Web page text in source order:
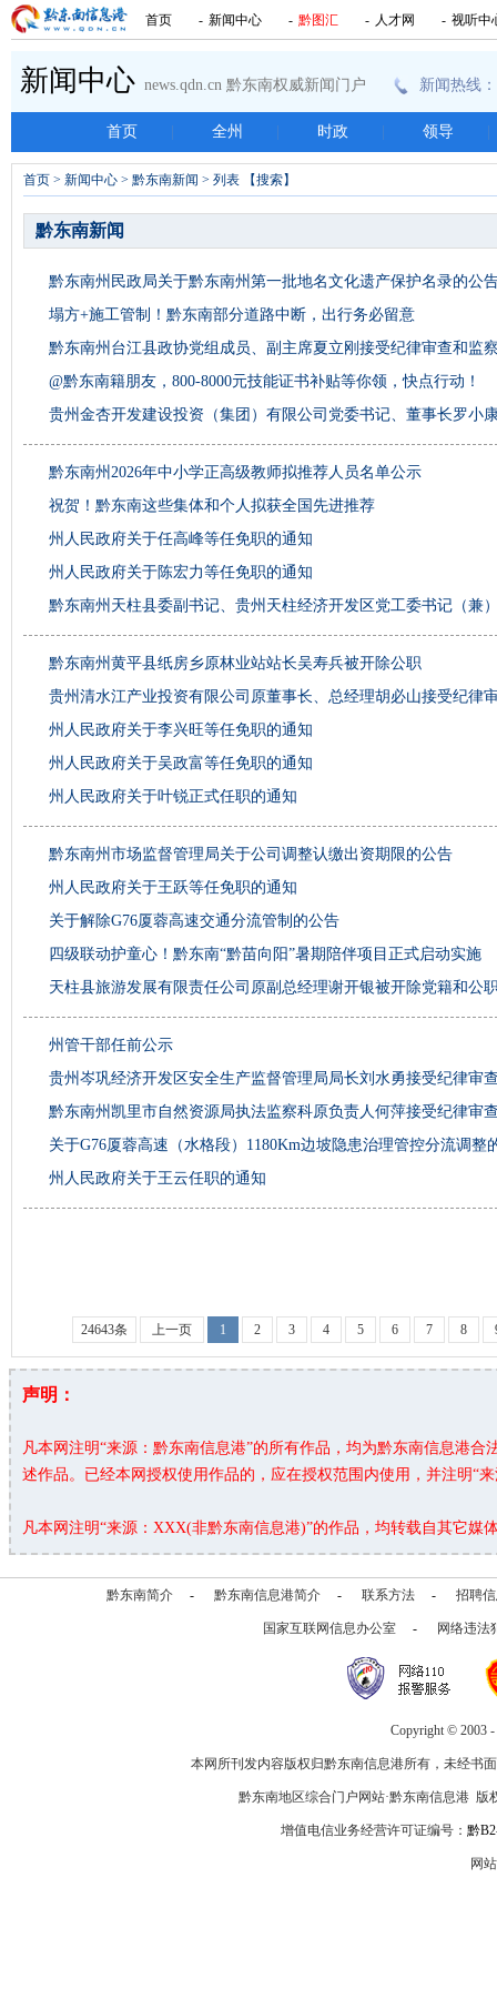
首页 - 新闻中心 - 黔图汇 - 人才网 - 视听中
新闻中心 news.qdn.cn 黔东南权威新闻门户 新闻热线
首页 全州 时政 领导
首页 > 新闻中心 > 黔东南新闻 > 列表 【搜索】
黔东南新闻
黔东南州民政局关于黔东南州第一批地名文化遗产保护名录的公
塌方+施工管制！黔东南部分道路中断，出行务必留意
黔东南州台江县政协党组成员、副主席夏立刚接受纪律审查和监
@黔东南籍朋友，800-8000元技能证书补贴等你领，快点行动！
贵州金杏开发建设投资（集团）有限公司党委书记、董事长罗小
黔东南州2026年中小学正高级教师拟推荐人员名单公示
祝贺！黔东南这些集体和个人拟获全国先进推荐
州人民政府关于任高峰等任免职的通知
州人民政府关于陈宏力等任免职的通知
黔东南州天柱县委副书记、贵州天柱经济开发区党工委书记（兼
黔东南州黄平县纸房乡原林业站站长吴寿兵被开除公职
贵州清水江产业投资有限公司原董事长、总经理胡必山接受纪律
州人民政府关于李兴旺等任免职的通知
州人民政府关于吴政富等任免职的通知
州人民政府关于叶锐正式任职的通知
黔东南州市场监督管理局关于公司调整认缴出资期限的公告
州人民政府关于王跃等任免职的通知
关于解除G76厦蓉高速交通分流管制的公告
四级联动护童心！黔东南“黔苗向阳”暑期陪伴项目正式启动实施
天柱县旅游发展有限责任公司原副总经理谢开银被开除党籍和公
州管干部任前公示
贵州岑巩经济开发区安全生产监督管理局局长刘水勇接受纪律审
黔东南州凯里市自然资源局执法监察科原负责人何萍接受纪律审
关于G76厦蓉高速（水格段）1180Km边坡隐患治理管控分流调整
州人民政府关于王云任职的通知
24643条 上一页 1 2 3 4 5 6 7 8
声明：
凡本网注明“来源：黔东南信息港”的所有作品，均为黔东南信息港
述作品。已经本网授权使用作品的，应在授权范围内使用，并注明“
凡本网注明“来源：XXX(非黔东南信息港)”的作品，均转载自其它
黔东南简介 - 黔东南信息港简介 - 联系方法 - 招聘
国家互联网信息办公室 - 网络违法
Copyright © 2003
本网所刊发内容版权归黔东南信息港所有，未经书
黔东南地区综合门户网站·黔东南信息港
增值电信业务经营许可证编号： 黔
网